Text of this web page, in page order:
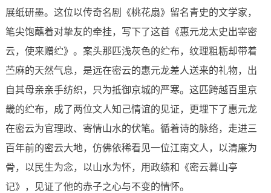
展纸研墨。这位以传奇名剧《桃花扇》留名青史的文学家，
笔尖饱蘸着对挚友的牵挂，写下了这首《惠元龙太史出宰密
云，使来赠纻》。案头那匹浅灰色的纻布，纹理粗粝却带着
苎麻的天然气息，是远在密云的惠元龙差人送来的礼物，出
自其母亲亲手纺织，只为抵御京城的严寒。这匹跨越百里京
畿的纻布，成了两位文人知己情谊的见证，更埋下了惠元龙
在密云为官理政、寄情山水的伏笔。循着诗的脉络，走进三
百年前的密云大地，仿佛依稀看见一位江南文人，以清廉为
骨，以民生为念，以山水为怀，用政绩和《密云暮山亭
记》，见证了他的赤子之心与不变的情怀。